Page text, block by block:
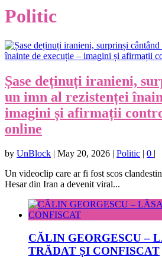
Politic
Șase deținuți iranieni,
un imn al rezistenței
imagini și afirmații
online
by UnBlock May 20, 2026 Politic 0
Un videoclip care ar fi fost scos
Hesar din Iran a devenit viral...
CĂLIN GEORGESCU –
TRĂDAT ȘI CONFISCAT